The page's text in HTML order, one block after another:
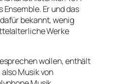
Er und das
bekannt, wenig
Werke
wollen, enthält
Musik von